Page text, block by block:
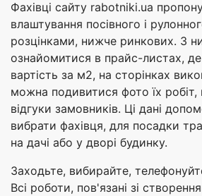
Фахівці сайту rabotniki.ua
влаштування посівного і
розцінками, нижче ринкових. З
ознайомитися в прайс-листах,
вартість за м2, на сторінках
можна подивитися фото їх робіт,
відгуки замовників. Ці дані
вибрати фахівця, для посадки
на дачі або у дворі будинку.
Заходьте, вибирайте,
Всі роботи, пов'язані зі